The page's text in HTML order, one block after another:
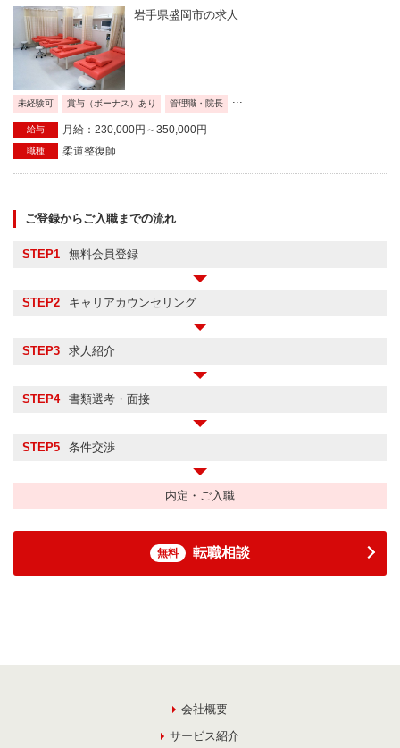
岩手県盛岡市の求人
未経験可 賞与（ボーナス）あり 管理職・院長
給与 月給：230,000円～350,000円
職種 柔道整復師
ご登録からご入職までの流れ
STEP1 無料会員登録
STEP2 キャリアカウンセリング
STEP3 求人紹介
STEP4 書類選考・面接
STEP5 条件交渉
内定・ご入職
無料 転職相談
会社概要
サービス紹介